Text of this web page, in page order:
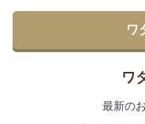
ワ
ワ
最新の